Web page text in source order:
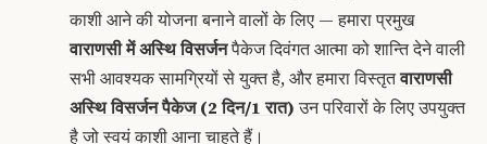
काशी आने की योजना बनाने वालों के लिए — हमारा प्रमुख
वाराणसी में अस्थि विसर्जनपैकेज दिवंगत आत्मा को शान्ति देने वाली
सभी आवश्यक सामग्रियों से युक्त है, और हमारा विस्तृतवाराणसी
अस्थि विसर्जन पैकेज (2 दिन/1 रात)उन परिवारों के लिए उपयुक्त
है जो स्वयं काशी आना चाहते हैं।